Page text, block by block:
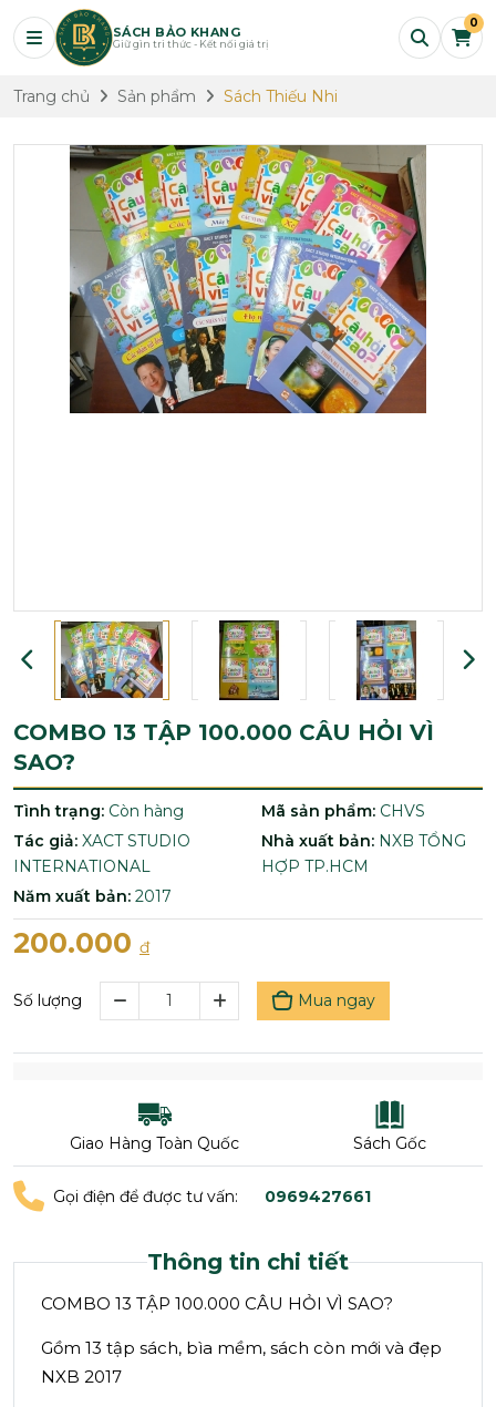
SÁCH BẢO KHANG
Giữ gìn tri thức - Kết nối giá trị
0
Trang chủ Sản phẩm Sách Thiếu Nhi
COMBO 13 TẬP 100.000 CÂU HỎI VÌ
SAO?
Tình trạng: Còn hàng Mã sản phẩm: CHVS
Tác giả: XACT STUDIO
INTERNATIONAL
Nhà xuất bản: NXB TỔNG
HỢP TP.HCM
Năm xuất bản: 2017
200.000 đ
Số lượng Mua ngay
Giao Hàng Toàn Quốc Sách Gốc
Gọi điện để được tư vấn: 0969427661
Thông tin chi tiết
COMBO 13 TẬP 100.000 CÂU HỎI VÌ SAO?
Gồm 13 tập sách, bìa mềm, sách còn mới và đẹp
NXB 2017